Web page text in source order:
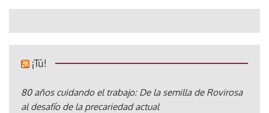
¡Tú!
80 años cuidando el trabajo: De la semilla de Rovirosa
al desafío de la precariedad actual